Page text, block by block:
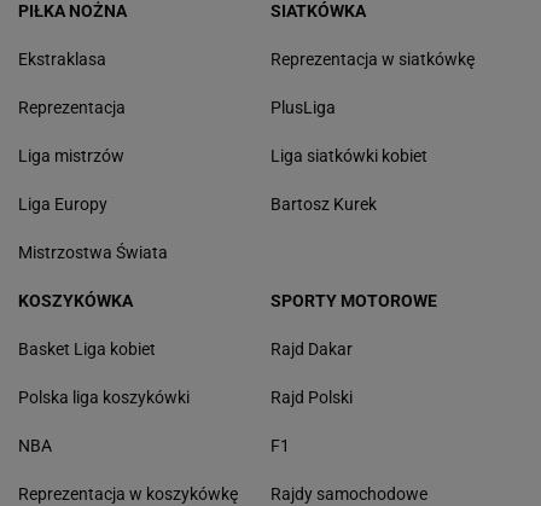
PIŁKA NOŻNA
Ekstraklasa
Reprezentacja
Liga mistrzów
Liga Europy
Mistrzostwa Świata
SIATKÓWKA
Reprezentacja w siatkówkę
PlusLiga
Liga siatkówki kobiet
Bartosz Kurek
KOSZYKÓWKA
Basket Liga kobiet
Polska liga koszykówki
NBA
Reprezentacja w koszykówkę
SPORTY MOTOROWE
Rajd Dakar
Rajd Polski
F1
Rajdy samochodowe